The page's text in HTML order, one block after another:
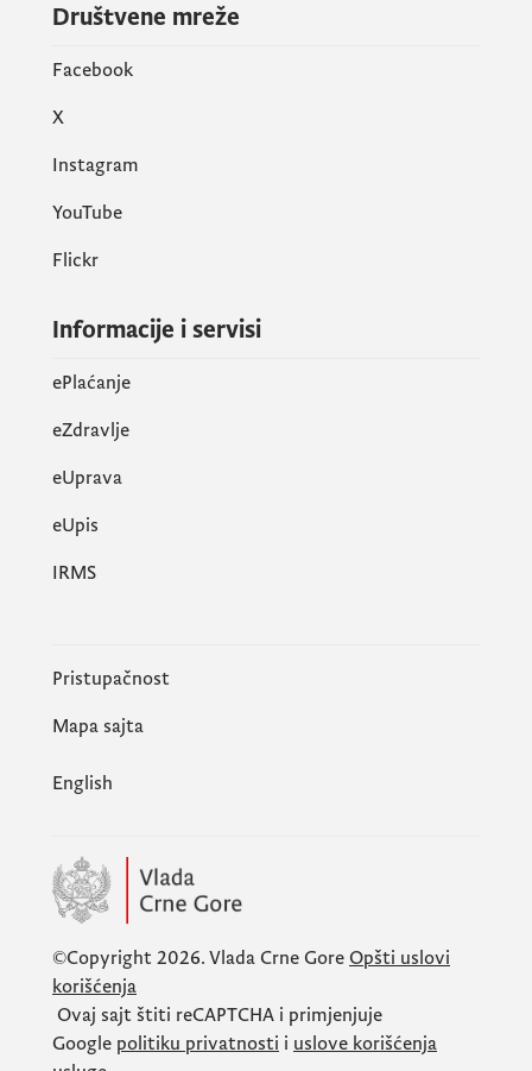
Društvene mreže
Facebook
X
Instagram
YouTube
Flickr
Informacije i servisi
ePlaćanje
eZdravlje
eUprava
еUpis
IRMS
Pristupačnost
Mapa sajta
English
©Copyright 2026. Vlada Crne Gore Opšti uslovi
korišćenja
Ovaj sajt štiti reCAPTCHA i primjenjuje
Google politiku privatnosti i uslove korišćenja